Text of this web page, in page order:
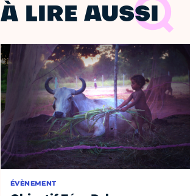
À LIRE AUSSI
ÉVÈNEMENT